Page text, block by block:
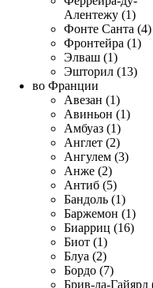
Алентежу (1)
Фонте Санта (4)
Фронтейра (1)
Элваш (1)
Эшторил (13)
во Франции
Авезан (1)
Авиньон (1)
Амбуаз (1)
Англет (2)
Ангулем (3)
Анже (2)
Антиб (5)
Бандоль (1)
Баржемон (1)
Биарриц (16)
Биот (1)
Блуа (2)
Бордо (7)
Брив-ла-Гайярд